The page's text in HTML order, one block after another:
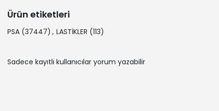
Ürün etiketleri
PSA (37447) , LASTİKLER (113)
Sadece kayıtlı kullanıcılar yorum yazabilir